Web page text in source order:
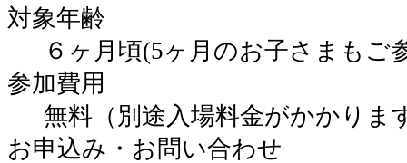
対象年齢
６ヶ月頃(5ヶ月のお子さまもご
参加費用
無料（別途入場料金がかかりま
お申込み・お問い合わせ